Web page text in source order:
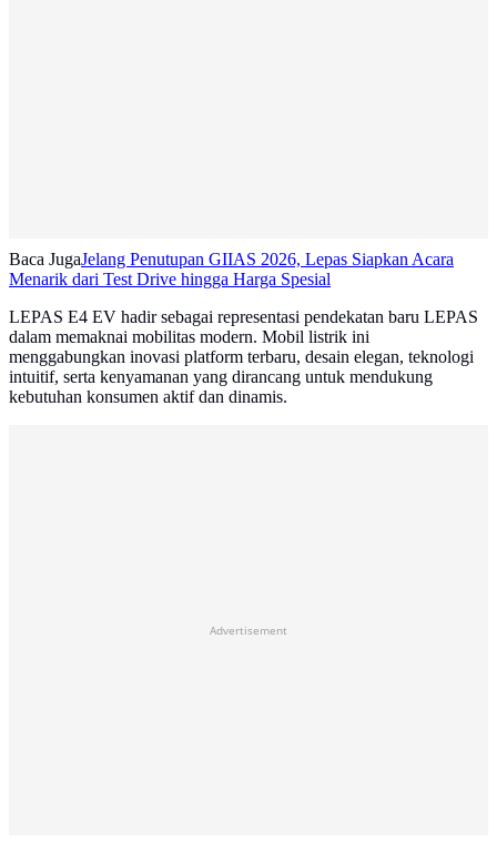
Baca JugaJelang Penutupan GIIAS 2026, Lepas Siapkan Acara
Menarik dari Test Drive hingga Harga Spesial
LEPAS E4 EV hadir sebagai representasi pendekatan baru LEPAS
dalam memaknai mobilitas modern. Mobil listrik ini
menggabungkan inovasi platform terbaru, desain elegan, teknologi
intuitif, serta kenyamanan yang dirancang untuk mendukung
kebutuhan konsumen aktif dan dinamis.
Advertisement